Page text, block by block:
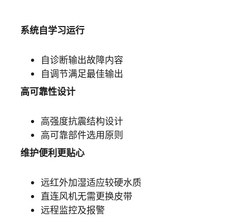
系统自学习运行
自诊断输出故障内容
自调节满足最佳输出
高可靠性设计
高强度抗震结构设计
高可靠部件选用原则
维护便利更贴心
远红外加湿适应较硬水质
直连风机无需更换皮带
远程监控及报警